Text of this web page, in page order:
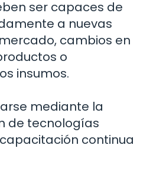
ser capaces de
a nuevas
cambios en
o
insumos.
mediante la
de tecnologías
continua